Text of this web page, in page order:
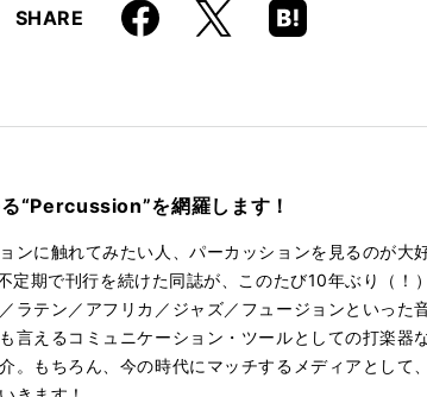
SHARE Faceboo
k
X
Hatena
Boo
“Percussion”を網羅します！
ンに触れてみたい⼈、パーカッションを⾒るのが⼤
期で刊⾏を続けた同誌が、このたび10年ぶり（！
ラテン／アフリカ／ジャズ／フュージョンといった
⾔えるコミュニケーション・ツールとしての打楽器
。もちろん、今の時代にマッチするメディアとし